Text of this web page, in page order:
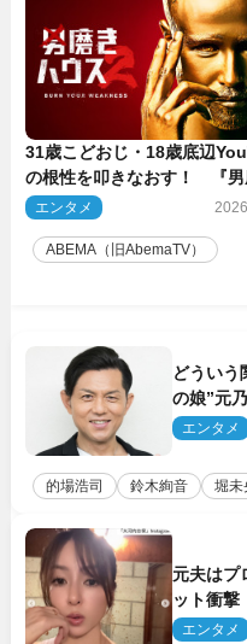
31歳こどおじ・18歳底辺
の根性を叩きなおす！ 『男
ス』第2弾コーチ陣発表
エンタメ
ABEMA（旧AbemaTV）
どうい
の娘”元
エンタメ
的場浩司 鈴木絢音 堀未
元夫は
ット衝撃
「うっと
エンタメ